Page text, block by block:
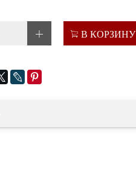
В КОРЗИНУ